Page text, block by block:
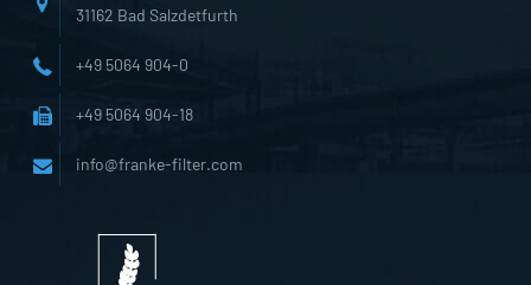
31162 Bad Salzdetfurth
+49 5064 904-0
+49 5064 904-18
info@franke-filter.com